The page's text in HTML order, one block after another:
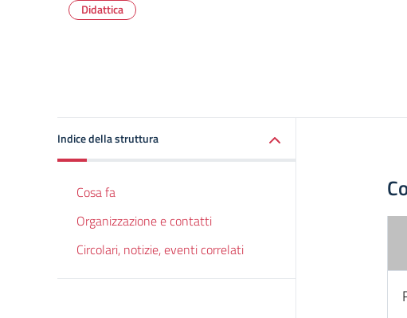
Didattica
Indice della struttura
Cosa fa
Organizzazione e contatti
Circolari, notizie, eventi correlati